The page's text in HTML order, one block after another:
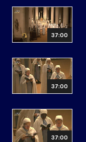
37:00
37:00
37:00